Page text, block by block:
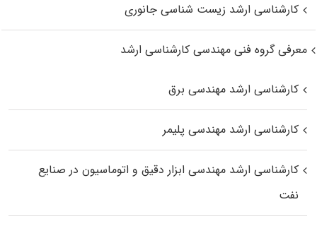
کارشناسی ارشد زیست‌ شناسی جانوری
معرفی گروه فنی مهندسی کارشناسی ارشد
کارشناسی ارشد مهندسی برق
کارشناسی ارشد مهندسی پلیمر
کارشناسی ارشد مهندسی ابزار دقیق و اتوماسیون در صنایع
نفت